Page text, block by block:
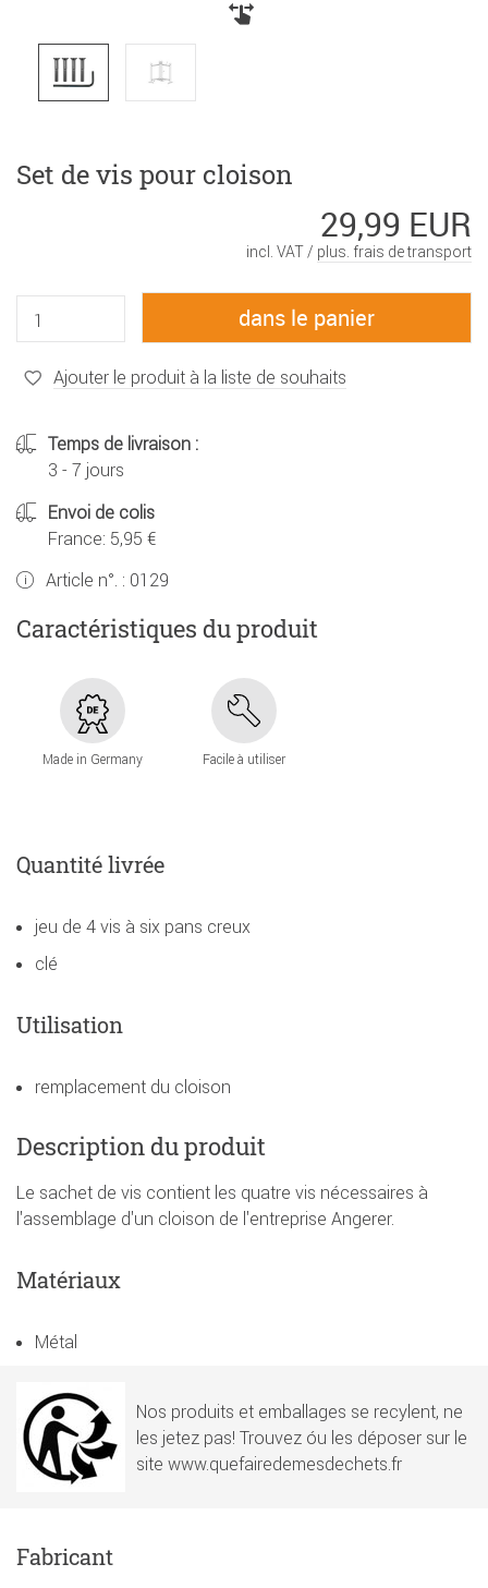
Set de vis pour cloison
29,99 EUR
incl. VAT / plus. frais de transport
Ajouter le produit à la liste de souhaits
Temps de livraison :
3 - 7 jours
Envoi de colis
France: 5,95 €
Article n°. : 0129
Caractéristiques du produit
Made in Germany Facile à utiliser
Quantité livrée
jeu de 4 vis à six pans creux
clé
Utilisation
remplacement du cloison
Description du produit
Le sachet de vis contient les quatre vis nécessaires à
l'assemblage d'un cloison de l'entreprise Angerer.
Matériaux
Métal
Nos produits et emballages se recylent, ne
les jetez pas! Trouvez óu les déposer sur le
site www.quefairedemesdechets.fr
Fabricant